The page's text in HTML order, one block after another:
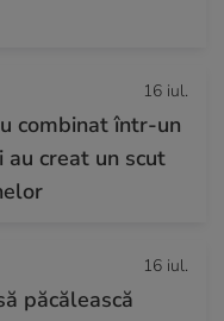
16 iul.
combinat într-un
creat un scut
16 iul.
păcălească